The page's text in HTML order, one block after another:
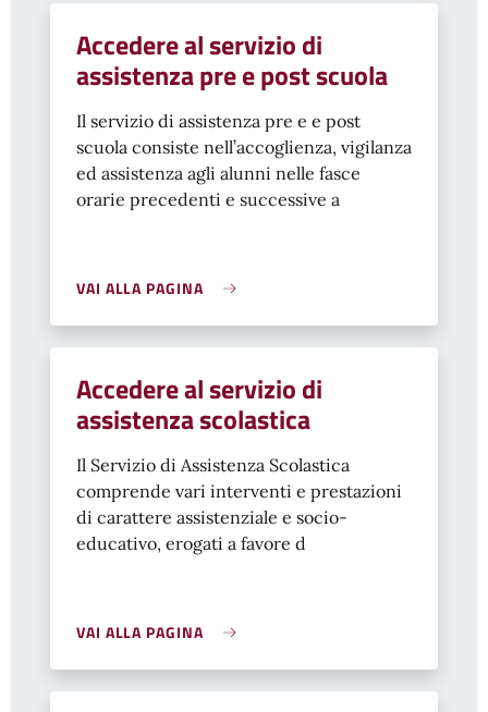
Accedere al servizio di
assistenza pre e post scuola
Il servizio di assistenza pre e e post
scuola consiste nell’accoglienza, vigilanza
ed assistenza agli alunni nelle fasce
orarie precedenti e successive a
VAI ALLA PAGINA
Accedere al servizio di
assistenza scolastica
Il Servizio di Assistenza Scolastica
comprende vari interventi e prestazioni
di carattere assistenziale e socio-
educativo, erogati a favore d
VAI ALLA PAGINA